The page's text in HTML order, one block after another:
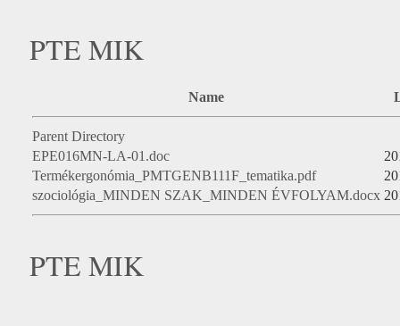
PTE MIK
Name
Parent Directory
EPE016MN-LA-01.doc
Termékergonómia_PMTGENB111F_tematika.pdf
szociológia_MINDEN SZAK_MINDEN ÉVFOLYAM.docx
PTE MIK